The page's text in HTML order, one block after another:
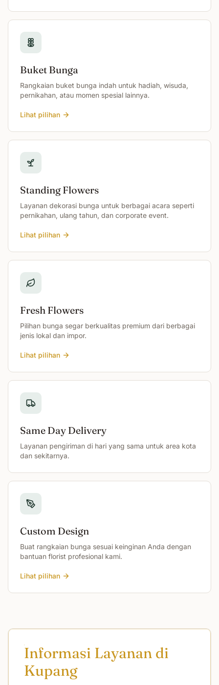
Buket Bunga
Rangkaian buket bunga indah untuk hadiah, wisuda,
pernikahan, atau momen spesial lainnya.
Lihat pilihan
Standing Flowers
Layanan dekorasi bunga untuk berbagai acara seperti
pernikahan, ulang tahun, dan corporate event.
Lihat pilihan
Fresh Flowers
Pilihan bunga segar berkualitas premium dari berbagai
jenis lokal dan impor.
Lihat pilihan
Same Day Delivery
Layanan pengiriman di hari yang sama untuk area kota
dan sekitarnya.
Custom Design
Buat rangkaian bunga sesuai keinginan Anda dengan
bantuan florist profesional kami.
Lihat pilihan
Informasi Layanan di
Kupang